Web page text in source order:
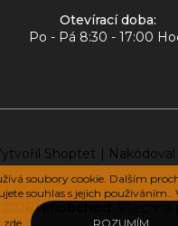
soubory cookie. Dalším
souhlas s jejich používáním..
zde ROZUMÍM
Otevírací doba:
Po - Pá 8:30 - 17:00
Shoptet |
2026Hifiobchod . Všechna